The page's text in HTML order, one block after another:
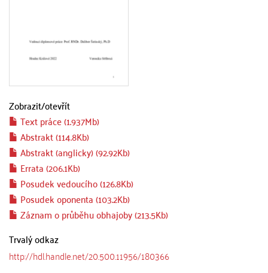
Zobrazit/otevřít
Text práce (1.937Mb)
Abstrakt (114.8Kb)
Abstrakt (anglicky) (92.92Kb)
Errata (206.1Kb)
Posudek vedoucího (126.8Kb)
Posudek oponenta (103.2Kb)
Záznam o průběhu obhajoby (213.5Kb)
Trvalý odkaz
http://hdl.handle.net/20.500.11956/180366